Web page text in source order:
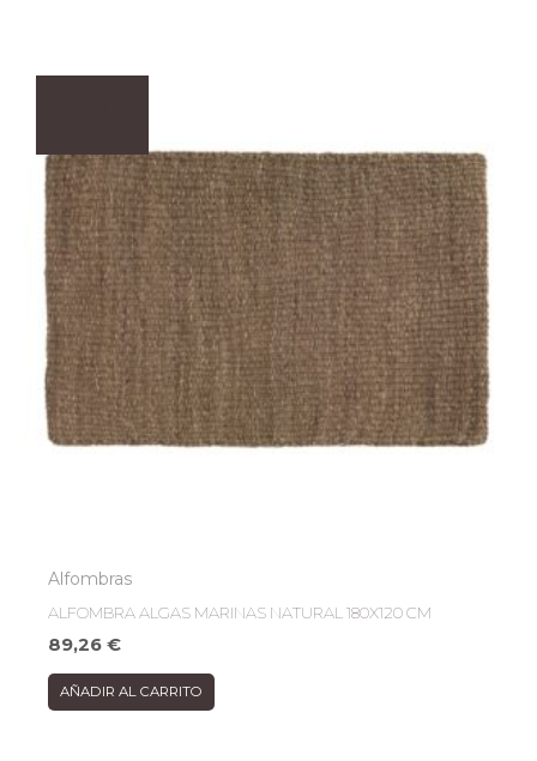
Alfombras
ALFOMBRA ALGAS MARINAS NATURAL 180X120 CM
89,26 €
AÑADIR AL CARRITO